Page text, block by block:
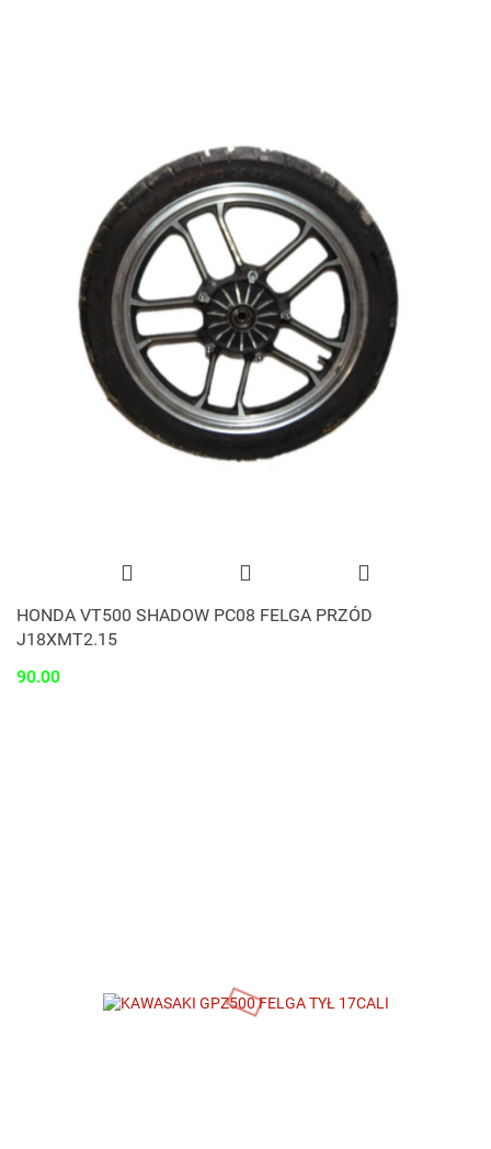
HONDA VT500 SHADOW PC08 FELGA PRZÓD
J18XMT2.15
90.00